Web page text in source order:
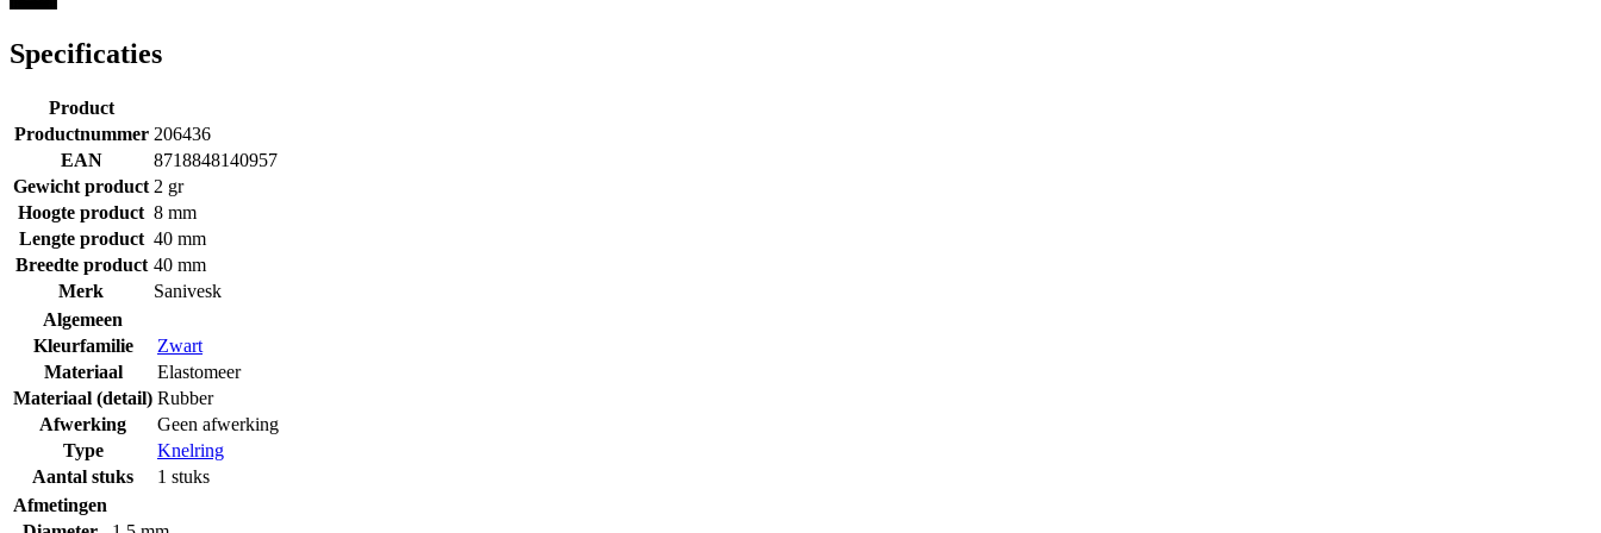
Specificaties
Product
Productnummer 206436
EAN
8718848140957
Gewicht product 2 gr
Hoogte product 8 mm
Lengte product 40 mm
Breedte product 40 mm
Merk
Sanivesk
Algemeen
Kleurfamilie
Zwart
Materiaal
Elastomeer
Materiaal (detail) Rubber
Afwerking
Geen afwerking
Type
Knelring
Aantal stuks
1 stuks
Afmetingen